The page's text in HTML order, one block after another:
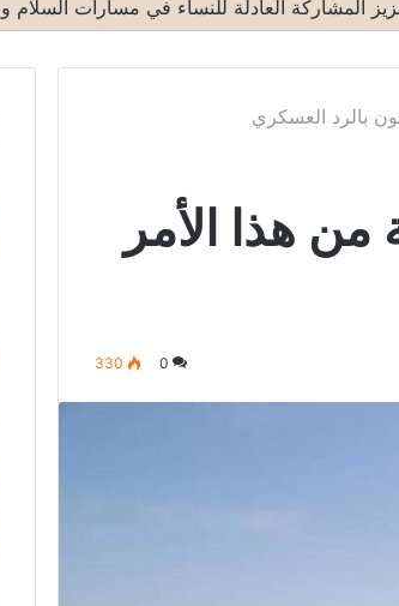
بالرد العسكري
هذا الأمر
0
330